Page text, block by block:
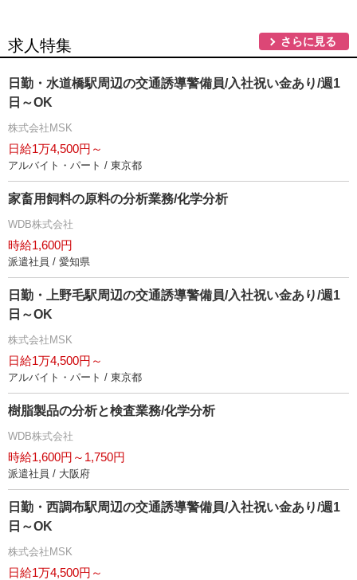
求人特集 さらに見る
日勤・水道橋駅周辺の交通誘導警備員/入社祝い金あり/週1
日～OK
株式会社MSK
日給1万4,500円～
アルバイト・パート / 東京都
家畜用飼料の原料の分析業務/化学分析
WDB株式会社
時給1,600円
派遣社員 / 愛知県
日勤・上野毛駅周辺の交通誘導警備員/入社祝い金あり/週1
日～OK
株式会社MSK
日給1万4,500円～
アルバイト・パート / 東京都
樹脂製品の分析と検査業務/化学分析
WDB株式会社
時給1,600円～1,750円
派遣社員 / 大阪府
日勤・西調布駅周辺の交通誘導警備員/入社祝い金あり/週1
日～OK
株式会社MSK
日給1万4,500円～